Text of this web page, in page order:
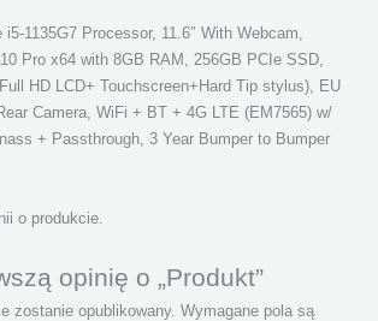
i5-1135G7 Processor, 11.6″ With Webcam,
Pro x64 with 8GB RAM, 256GB PCIe SSD,
HD LCD+ Touchscreen+Hard Tip stylus), EU
Camera, WiFi + BT + 4G LTE (EM7565) w/
+ Passthrough, 3 Year Bumper to Bumper
o produkcie.
opinię o „Produkt”
zostanie opublikowany. Wymagane pola są